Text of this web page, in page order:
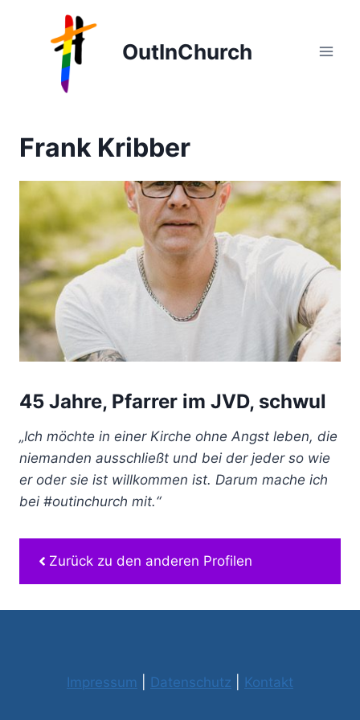
springen
OutInChurch
Frank Kribber
45 Jahre, Pfarrer im JVD, schwul
„Ich möchte in einer Kirche ohne Angst leben, die
niemanden ausschließt und bei der jeder so wie
er oder sie ist willkommen ist. Darum mache ich
bei #outinchurch mit.“
Zurück zu den anderen Profilen
Impressum Datenschutz Kontakt